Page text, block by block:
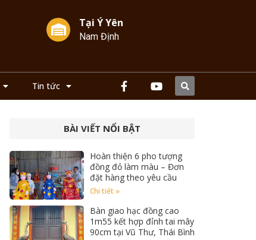
Tại Ý Yên
Nam Định
Tin tức
BÀI VIẾT NỔI BẬT
Hoàn thiện 6 pho tượng
đồng đỏ làm màu – Đơn
đặt hàng theo yêu cầu
Chi tiết »
Bàn giao hạc đồng cao
1m55 kết hợp đỉnh tai mây
90cm tại Vũ Thư, Thái Bình